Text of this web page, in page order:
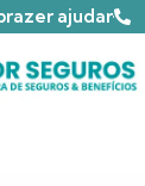
ajudar